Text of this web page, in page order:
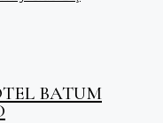
BATUM